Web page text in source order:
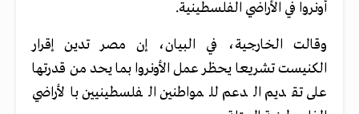
أونروا في الأراضي الفلسطينية.
وقالت الخارجية، في البيان، إن مصر تدين إقرار
الكنيست تشريعا يحظر عمل الأونروا بما يحد من قدرتها
على تقديم الدعم للمواطنين الفلسطينيين بالأراضي